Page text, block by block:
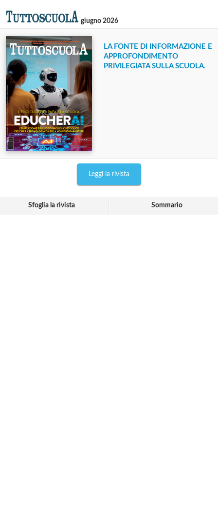
giugno 2026
LA FONTE DI INFORMAZIONE E
APPROFONDIMENTO
PRIVILEGIATA SULLA SCUOLA.
Leggi la rivista
Sfoglia la rivista Sommario